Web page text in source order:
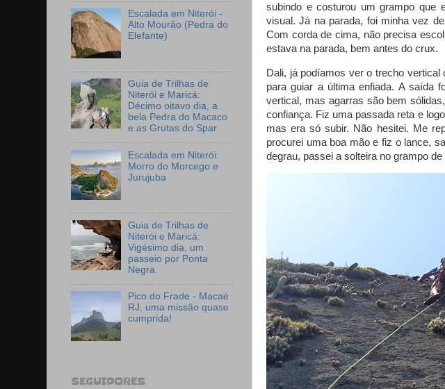
subindo e costurou um grampo que
visual. Já na parada, foi minha vez
Com corda de cima, não precisa
estava na parada, bem antes do crux.
Dali, já podíamos ver o trecho
para guiar a última enfiada. A saída
vertical, mas agarras são bem
confiança. Fiz uma passada reta e
mas era só subir. Não hesitei. Me
procurei uma boa mão e fiz o lance,
degrau, passei a solteira no grampo
Escalada em Niterói -
Alto Mourão (Pedra do
Elefante)
Guia de Trilhas de
Niterói e Maricá:
Décimo oitavo dia, a
bela Pedra do Macaco
e as Grutas do Spar
Escalada em Niterói:
Morro do Morcego e
Jurujuba
Guia de Trilhas de
Niterói e Maricá:
Vigésimo dia, um
passeio por Ponta
Negra
Pico do Frade - Macaé
RJ, uma missão quase
cumprida!
SEGUIDORES